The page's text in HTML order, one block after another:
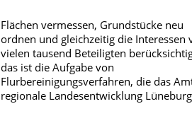
Flächen vermessen, Grundstücke neu
ordnen und gleichzeitig die Interessen
vielen tausend Beteiligten
das ist die Aufgabe von
Flurbereinigungsverfahren, die das
regionale Landesentwicklung Lüneburg